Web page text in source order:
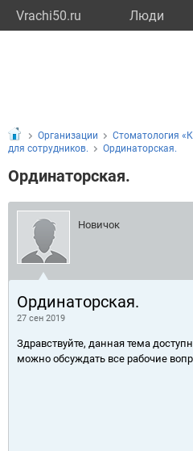
Vrachi50.ru Люди
Организации Стоматология
для сотрудников.
Ординаторская.
Ординаторская.
Новичок
Ординаторская.
27 сен 2019
Здравствуйте, данная тема
можно обсуждать все рабочие